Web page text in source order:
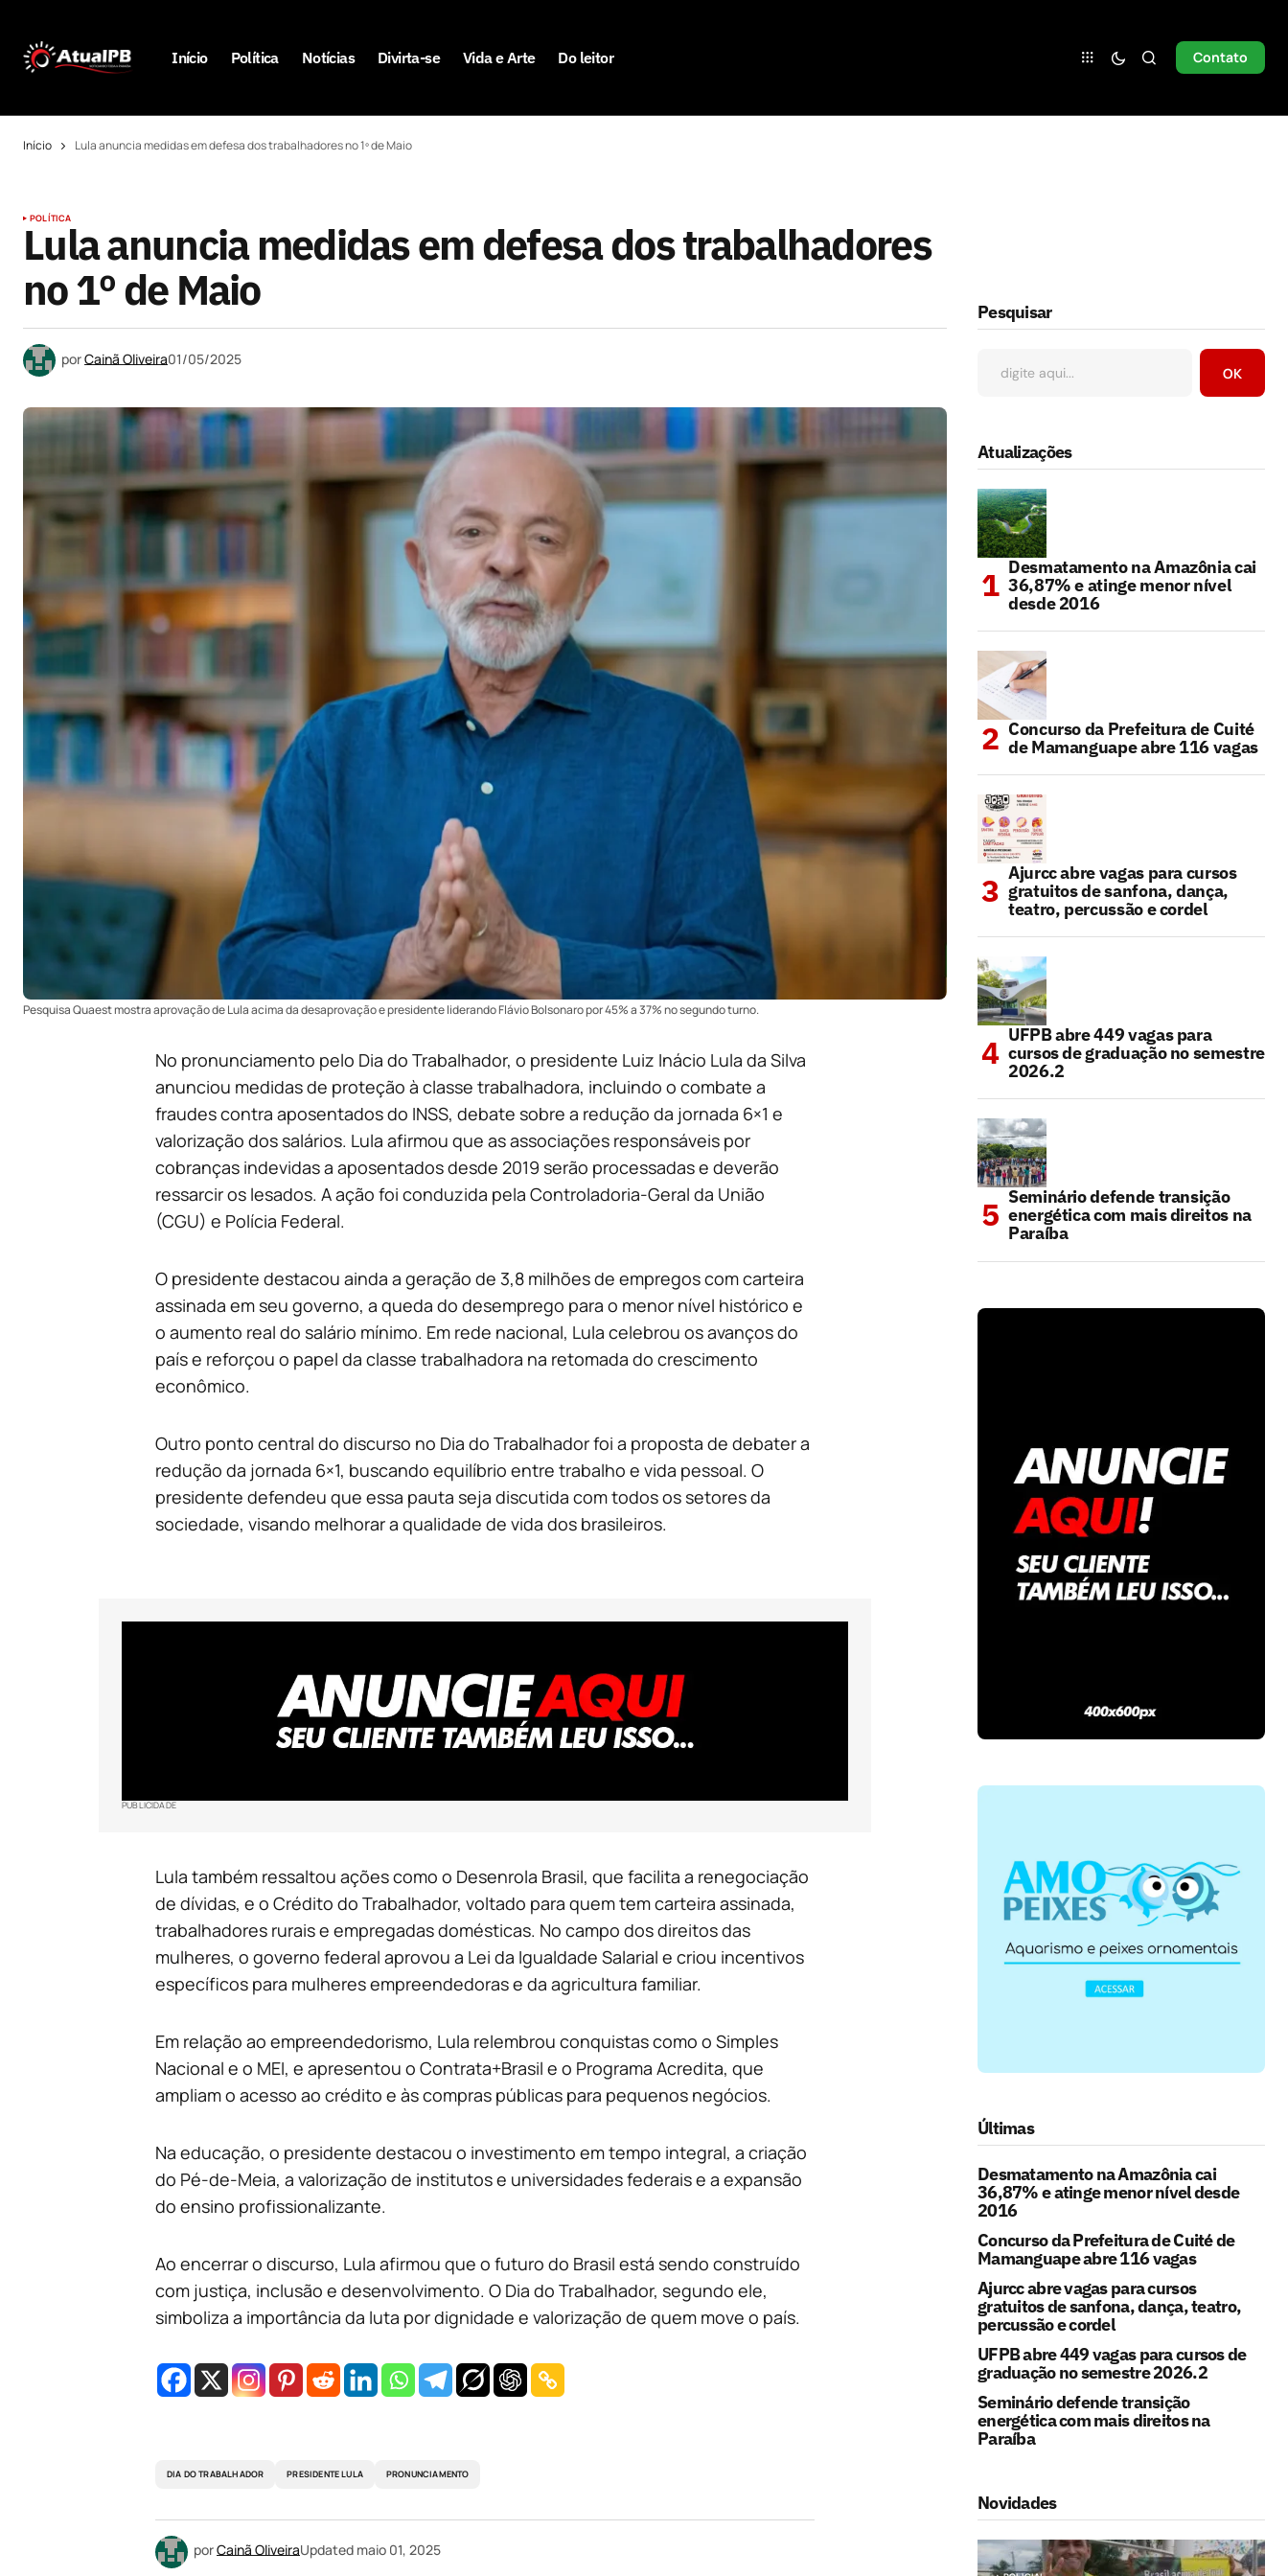
Início Política Notícias Divirta-se Vida e Arte Do leitor Contato
Início Lula anuncia medidas em defesa dos trabalhadores no 1º de Maio
POLÍTICA
Lula anuncia medidas em defesa dos trabalhadores
no 1º de Maio
porCainã Oliveira01/05/2025
Pesquisa Quaest mostra aprovação de Lula acima da desaprovação e presidente liderando Flávio Bolsonaro por 45% a 37% no segundo turno.
No pronunciamento pelo Dia do Trabalhador, o presidente Luiz Inácio Lula da Silva
anunciou medidas de proteção à classe trabalhadora, incluindo o combate a
fraudes contra aposentados do INSS, debate sobre a redução da jornada 6×1 e
valorização dos salários. Lula afirmou que as associações responsáveis por
cobranças indevidas a aposentados desde 2019 serão processadas e deverão
ressarcir os lesados. A ação foi conduzida pela Controladoria-Geral da União
(CGU) e Polícia Federal.
O presidente destacou ainda a geração de 3,8 milhões de empregos com carteira
assinada em seu governo, a queda do desemprego para o menor nível histórico e
o aumento real do salário mínimo. Em rede nacional, Lula celebrou os avanços do
país e reforçou o papel da classe trabalhadora na retomada do crescimento
econômico.
Outro ponto central do discurso no Dia do Trabalhador foi a proposta de debater a
redução da jornada 6×1, buscando equilíbrio entre trabalho e vida pessoal. O
presidente defendeu que essa pauta seja discutida com todos os setores da
sociedade, visando melhorar a qualidade de vida dos brasileiros.
PUBLICIDADE
Lula também ressaltou ações como o Desenrola Brasil, que facilita a renegociação
de dívidas, e o Crédito do Trabalhador, voltado para quem tem carteira assinada,
trabalhadores rurais e empregadas domésticas. No campo dos direitos das
mulheres, o governo federal aprovou a Lei da Igualdade Salarial e criou incentivos
específicos para mulheres empreendedoras e da agricultura familiar.
Em relação ao empreendedorismo, Lula relembrou conquistas como o Simples
Nacional e o MEI, e apresentou o Contrata+Brasil e o Programa Acredita, que
ampliam o acesso ao crédito e às compras públicas para pequenos negócios.
Na educação, o presidente destacou o investimento em tempo integral, a criação
do Pé-de-Meia, a valorização de institutos e universidades federais e a expansão
do ensino profissionalizante.
Ao encerrar o discurso, Lula afirmou que o futuro do Brasil está sendo construído
com justiça, inclusão e desenvolvimento. O Dia do Trabalhador, segundo ele,
simboliza a importância da luta por dignidade e valorização de quem move o país.
DIA DO TRABALHADOR PRESIDENTE LULA PRONUNCIAMENTO
porCainã OliveiraUpdated maio 01, 2025
Pesquisar
OK
Atualizações
Desmatamento na Amazônia cai
36,87% e atinge menor nível
desde 2016
Concurso da Prefeitura de Cuité
de Mamanguape abre 116 vagas
Ajurcc abre vagas para cursos
gratuitos de sanfona, dança,
teatro, percussão e cordel
UFPB abre 449 vagas para
cursos de graduação no semestre
2026.2
Seminário defende transição
energética com mais direitos na
Paraíba
Últimas
Desmatamento na Amazônia cai
36,87% e atinge menor nível desde
2016
Concurso da Prefeitura de Cuité de
Mamanguape abre 116 vagas
Ajurcc abre vagas para cursos
gratuitos de sanfona, dança, teatro,
percussão e cordel
UFPB abre 449 vagas para cursos de
graduação no semestre 2026.2
Seminário defende transição
energética com mais direitos na
Paraíba
Novidades